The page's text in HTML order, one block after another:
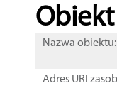
Nazwa obiektu:
Adres URI